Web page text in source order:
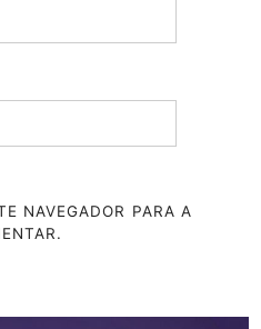
NAVEGADOR PARA A